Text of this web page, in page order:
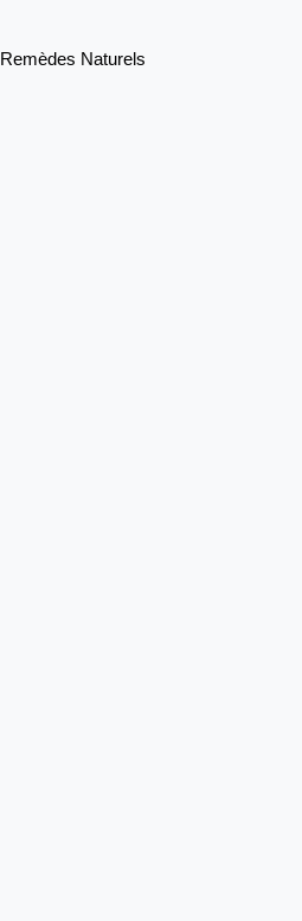
Remèdes Naturels